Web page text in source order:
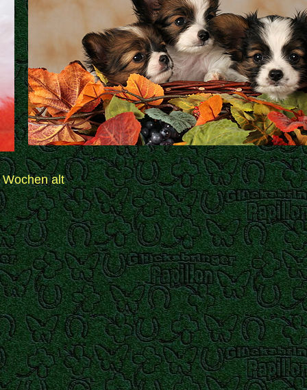
Wochen alt